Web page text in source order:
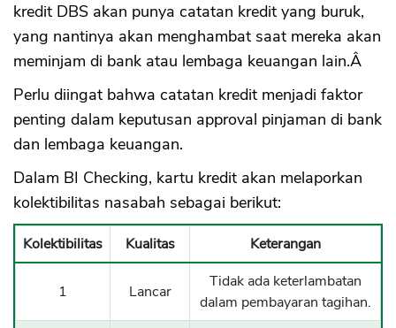
kredit DBS akan punya catatan kredit yang buruk,
yang nantinya akan menghambat saat mereka akan
meminjam di bank atau lembaga keuangan lain.Â
Perlu diingat bahwa catatan kredit menjadi faktor
penting dalam keputusan approval pinjaman di bank
dan lembaga keuangan.
Dalam BI Checking, kartu kredit akan melaporkan
kolektibilitas nasabah sebagai berikut:
Kolektibilitas Kualitas Keterangan
1 Lancar
Tidak ada keterlambatan
dalam pembayaran tagihan.